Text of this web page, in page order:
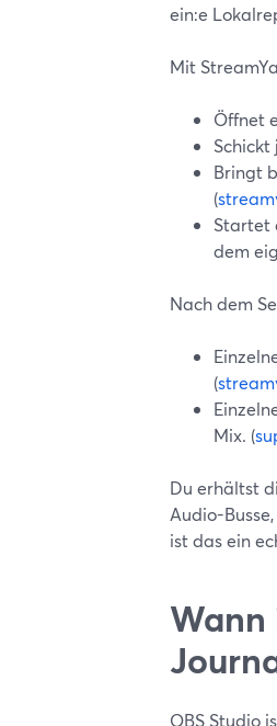
ein:e
Mit
Öffnet
Bringt
(
Startet
dem
Nach dem
(
Mix. (
Du erhältst
Audio-
ist das ein
Wann
OBS Studio